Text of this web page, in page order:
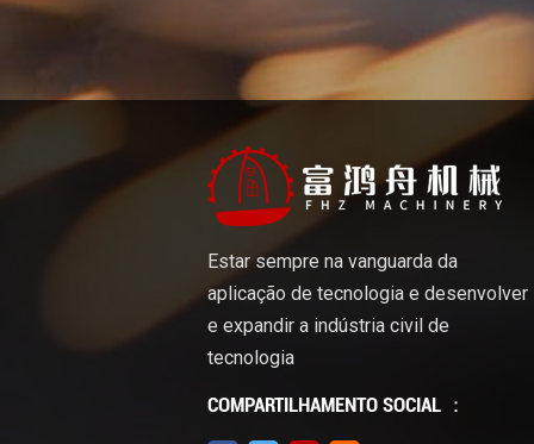
Estar sempre na vanguarda da
aplicação de tecnologia e desenvolver
e expandir a indústria civil de
tecnologia
COMPARTILHAMENTO SOCIAL ：